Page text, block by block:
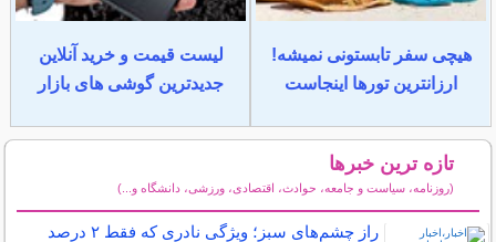
هیچی سفر تابستونی نمیشه!
ارزانترین تورها اینجاست
لیست قیمت و خرید آنلاین
جدیدترین گوشی های بازار
تازه ترین خبرها
(روزنامه، سیاست و جامعه، حوادث، اقتصادی، ورزشی، دانشگاه و...)
راز چشم‌های سبز؛ ویژگی نادری که فقط ۲ درصد